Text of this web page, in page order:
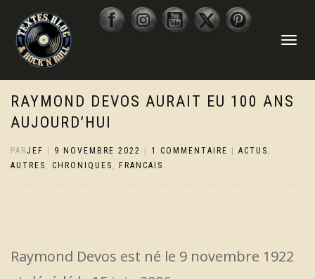
DÉPLIER
RAYMOND DEVOS AURAIT EU 100 ANS
AUJOURD’HUI
PARJEF 9 NOVEMBRE 2022 1 COMMENTAIRE ACTUS ,
AUTRES , CHRONIQUES , FRANCAIS
Raymond Devos est né le 9 novembre 1922